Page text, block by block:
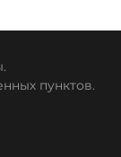
пунктов.